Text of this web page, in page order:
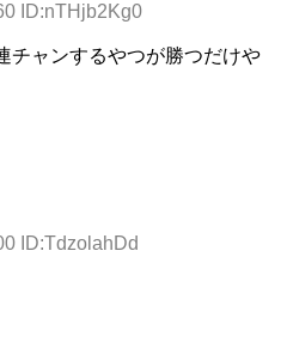
ID:nTHjb2Kg0
チャンするやつが勝つだけや
ID:TdzolahDd